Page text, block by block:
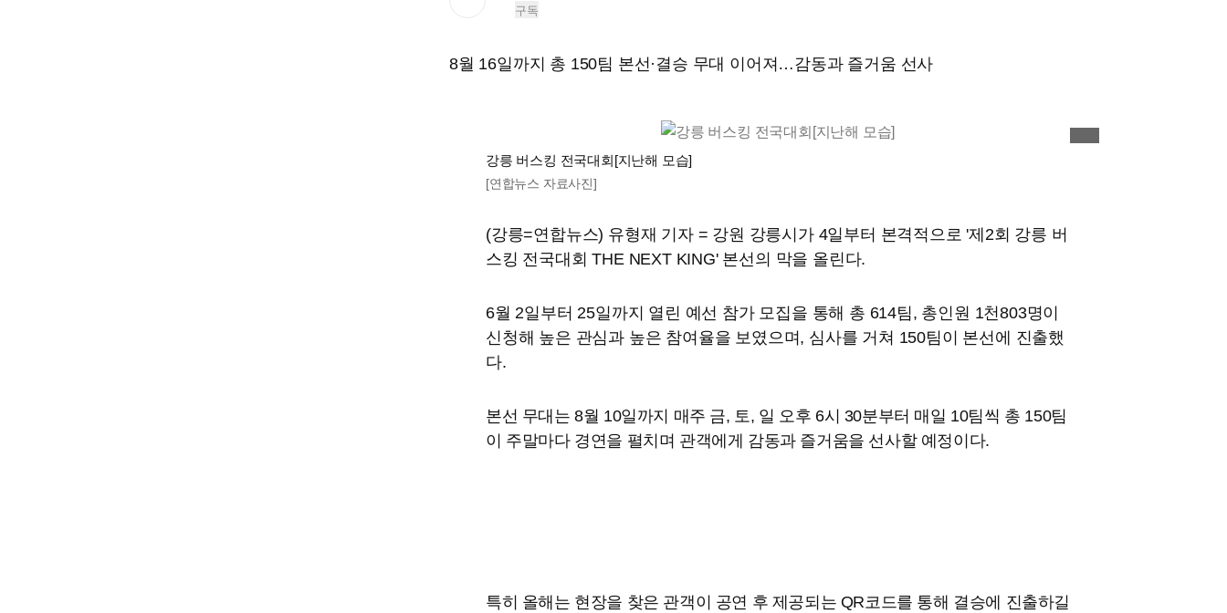
구독
8월 16일까지 총 150팀 본선·결승 무대 이어져…감동과 즐거움 선사
강릉 버스킹 전국대회[지난해 모습]
[연합뉴스 자료사진]
(강릉=연합뉴스) 유형재 기자 = 강원 강릉시가 4일부터 본격적으로 '제2회 강릉 버
스킹 전국대회 THE NEXT KING' 본선의 막을 올린다.
6월 2일부터 25일까지 열린 예선 참가 모집을 통해 총 614팀, 총인원 1천803명이
신청해 높은 관심과 높은 참여율을 보였으며, 심사를 거쳐 150팀이 본선에 진출했
다.
본선 무대는 8월 10일까지 매주 금, 토, 일 오후 6시 30분부터 매일 10팀씩 총 150팀
이 주말마다 경연을 펼치며 관객에게 감동과 즐거움을 선사할 예정이다.
특히 올해는 현장을 찾은 관객이 공연 후 제공되는 QR코드를 통해 결승에 진출하길